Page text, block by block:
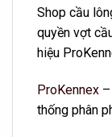
Shop cầu
quyền vợt
hiệu
ProKennex
thống phân